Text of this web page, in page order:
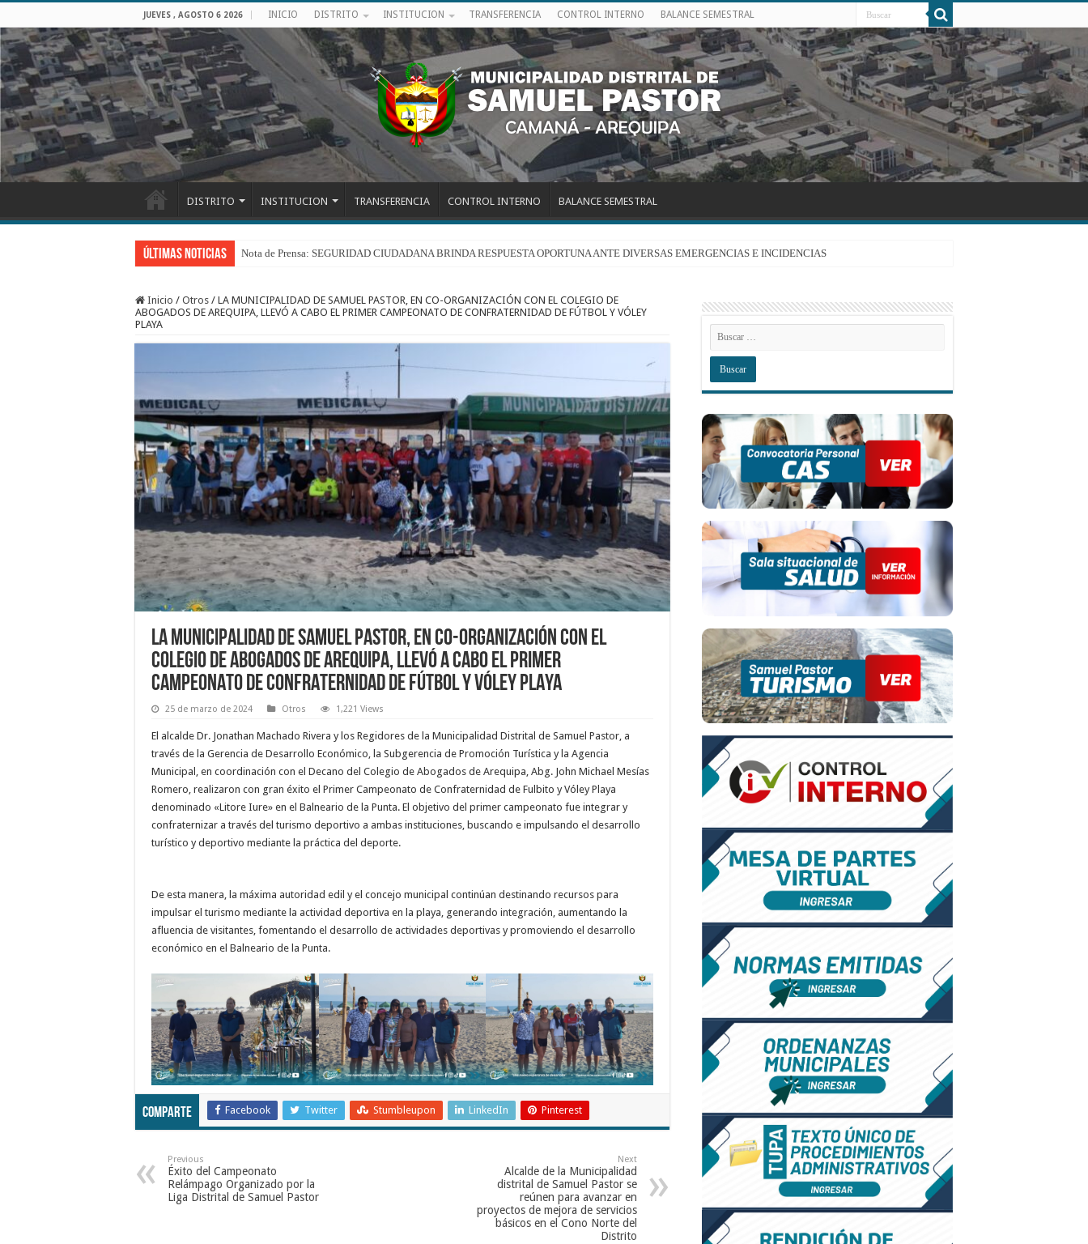
JUEVES , AGOSTO 6 2026 INICIO DISTRITO INSTITUCION TRANSFERENCIA CONTROL INTERNO BALANCE SEMESTRAL
DISTRITO INSTITUCION TRANSFERENCIA CONTROL INTERNO BALANCE SEMESTRAL
Últimas Noticias Nota de Prensa: SEGURIDAD CIUDADANA BRINDA RESPUESTA OPORTUNA ANTE DIVERSAS EMERGENCIAS E INCIDENCIAS
Inicio / Otros / LA MUNICIPALIDAD DE SAMUEL PASTOR, EN CO-ORGANIZACIÓN CON EL COLEGIO DE
ABOGADOS DE AREQUIPA, LLEVÓ A CABO EL PRIMER CAMPEONATO DE CONFRATERNIDAD DE FÚTBOL Y VÓLEY
PLAYA
LA MUNICIPALIDAD DE SAMUEL PASTOR, EN CO-ORGANIZACIÓN CON EL
COLEGIO DE ABOGADOS DE AREQUIPA, LLEVÓ A CABO EL PRIMER
CAMPEONATO DE CONFRATERNIDAD DE FÚTBOL Y VÓLEY PLAYA
25 de marzo de 2024 Otros 1,221 Views
El alcalde Dr. Jonathan Machado Rivera y los Regidores de la Municipalidad Distrital de Samuel Pastor, a
través de la Gerencia de Desarrollo Económico, la Subgerencia de Promoción Turística y la Agencia
Municipal, en coordinación con el Decano del Colegio de Abogados de Arequipa, Abg. John Michael Mesías
Romero, realizaron con gran éxito el Primer Campeonato de Confraternidad de Fulbito y Vóley Playa
denominado «Litore Iure» en el Balneario de la Punta. El objetivo del primer campeonato fue integrar y
confraternizar a través del turismo deportivo a ambas instituciones, buscando e impulsando el desarrollo
turístico y deportivo mediante la práctica del deporte.
De esta manera, la máxima autoridad edil y el concejo municipal continúan destinando recursos para
impulsar el turismo mediante la actividad deportiva en la playa, generando integración, aumentando la
afluencia de visitantes, fomentando el desarrollo de actividades deportivas y promoviendo el desarrollo
económico en el Balneario de la Punta.
Comparte Facebook Twitter Stumbleupon LinkedIn Pinterest
Previous
Éxito del Campeonato
Relámpago Organizado por la
Liga Distrital de Samuel Pastor
Next
Alcalde de la Municipalidad
distrital de Samuel Pastor se
reúnen para avanzar en
proyectos de mejora de servicios
básicos en el Cono Norte del
Distrito